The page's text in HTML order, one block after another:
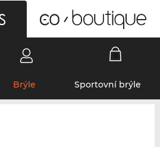
Brýle Sportovní brýle